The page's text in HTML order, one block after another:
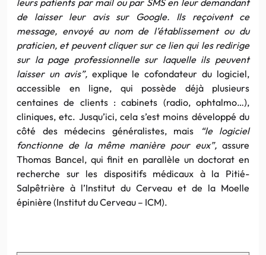
de laisser leur avis sur Google. Ils reçoivent ce
message, envoyé au nom de l’établissement ou du
praticien, et peuvent cliquer sur ce lien qui les redirige
sur la page professionnelle sur laquelle ils peuvent
laisser un avis”, explique le cofondateur du logiciel,
accessible en ligne, qui possède déjà plusieurs
centaines de clients : cabinets (radio, ophtalmo…),
cliniques, etc. Jusqu’ici, cela s’est moins développé du
côté des médecins généralistes, mais
“le logiciel
fonctionne de la même manière pour eux”, assure
Thomas Bancel, qui finit en parallèle un doctorat en
recherche sur les dispositifs médicaux à la Pitié-
Salpêtrière à l’Institut du Cerveau et de la Moelle
épinière (Institut du Cerveau – ICM).